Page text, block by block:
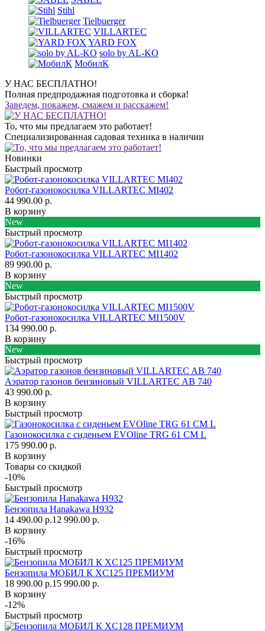
Stihl
Tielbuerger
VILLARTEC
YARD FOX
solo by AL-KO
МобилК
У НАС БЕСПЛАТНО!
Полная предпродажная подготовка и сборка!
Заведем, покажем, смажем и расскажем!
То, что мы предлагаем это работает!
Специализированная садовая техника в наличии
Новинки
Быстрый просмотр
Робот-газонокосилка VILLARTEC MI402
44 990.00 р.
В корзину
New
Быстрый просмотр
Робот-газонокосилка VILLARTEC MI1402
89 990.00 р.
В корзину
New
Быстрый просмотр
Робот-газонокосилка VILLARTEC MI1500V
134 990.00 р.
В корзину
New
Быстрый просмотр
Аэратор газонов бензиновый VILLARTEC AB 740
43 990.00 р.
В корзину
Быстрый просмотр
Газонокосилка с сиденьем EVOline TRG 61 CM L
175 990.00 р.
В корзину
Товары со скидкой
-10%
Быстрый просмотр
Бензопила Hanakawa H932
14 490.00 р.12 990.00 р.
В корзину
-16%
Быстрый просмотр
Бензопила МОБИЛ К XC125 ПРЕМИУМ
18 990.00 р.15 990.00 р.
В корзину
-12%
Быстрый просмотр